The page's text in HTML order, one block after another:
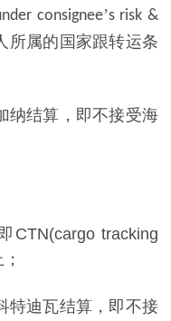
consignee’s risk &
所属的国家跟转运条
纳结算，即不接受海
CTN(cargo tracking
特迪瓦结算，即不接